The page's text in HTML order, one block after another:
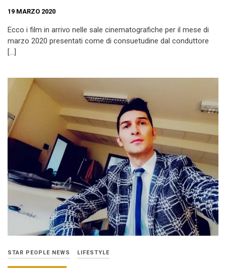
19 MARZO 2020
Ecco i film in arrivo nelle sale cinematografiche per il mese di
marzo 2020 presentati come di consuetudine dal conduttore
[…]
STAR PEOPLE NEWS LIFESTYLE